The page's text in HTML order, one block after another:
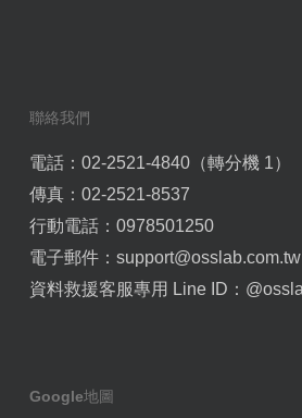
聯絡我們
電話：02-2521-4840（轉分機 1）
傳真：02-2521-8537
行動電話：0978501250
電子郵件： support@osslab.com.tw
資料救援客服專用 Line ID：
Google地圖